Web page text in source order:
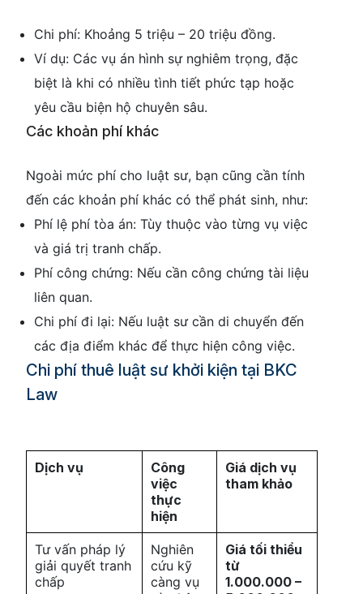
Chi phí: Khoảng 5 triệu – 20 triệu đồng.
Ví dụ: Các vụ án hình sự nghiêm trọng, đặc
biệt là khi có nhiều tình tiết phức tạp hoặc
yêu cầu biện hộ chuyên sâu.
Các khoản phí khác
Ngoài mức phí cho luật sư, bạn cũng cần tính
đến các khoản phí khác có thể phát sinh, như:
Phí lệ phí tòa án: Tùy thuộc vào từng vụ việc
và giá trị tranh chấp.
Phí công chứng: Nếu cần công chứng tài liệu
liên quan.
Chi phí đi lại: Nếu luật sư cần di chuyển đến
các địa điểm khác để thực hiện công việc.
Chi phí thuê luật sư khởi kiện tại BKC
Law
Dịch vụ
Công
việc
thực
hiện
Giá dịch vụ
tham khảo
Tư vấn pháp lý
giải quyết tranh
chấp
Nghiên
cứu kỹ
càng vụ
Giá tối thiểu
từ
1.000.000 –